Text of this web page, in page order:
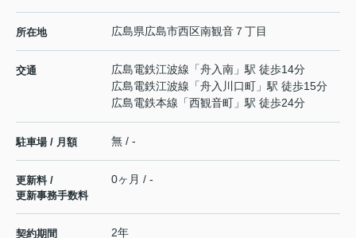
所在地 広島県広島市西区南観音 ７丁目
交通 広島電鉄江波線 「舟入南 」駅 徒歩14分
広島電鉄江波線 「舟入川口町 」駅 徒歩15分
広島電鉄本線 「西観音町 」駅 徒歩24分
駐車場 / 月額 無 / -
更新料 /
更新事務手数料
0ヶ月 / -
契約期間 2年